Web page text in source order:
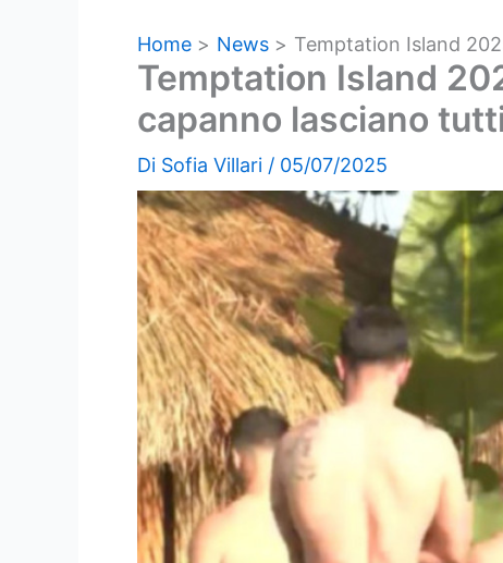
Home News Temptation Island
Temptation Island
capanno lasciano
Di Sofia Villari / 05/07/2025